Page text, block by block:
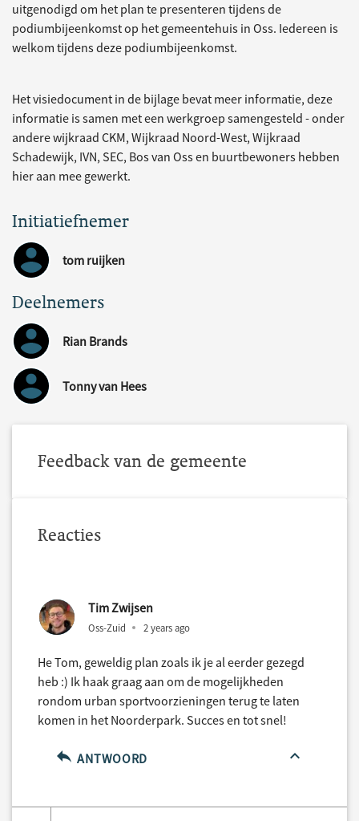
uitgenodigd om het plan te presenteren tijdens de
podiumbijeenkomst op het gemeentehuis in Oss. Iedereen is
welkom tijdens deze podiumbijeenkomst.
Het visiedocument in de bijlage bevat meer informatie, deze
informatie is samen met een werkgroep samengesteld - onder
andere wijkraad CKM, Wijkraad Noord-West, Wijkraad
Schadewijk, IVN, SEC, Bos van Oss en buurtbewoners hebben
hier aan mee gewerkt.
Initiatiefnemer
tom ruijken
Deelnemers
Rian Brands
Tonny van Hees
Feedback van de gemeente
Reacties
Tim Zwijsen
Oss-Zuid 2 years ago
He Tom, geweldig plan zoals ik je al eerder gezegd
heb :) Ik haak graag aan om de mogelijkheden
rondom urban sportvoorzieningen terug te laten
komen in het Noorderpark. Succes en tot snel!
ANTWOORD